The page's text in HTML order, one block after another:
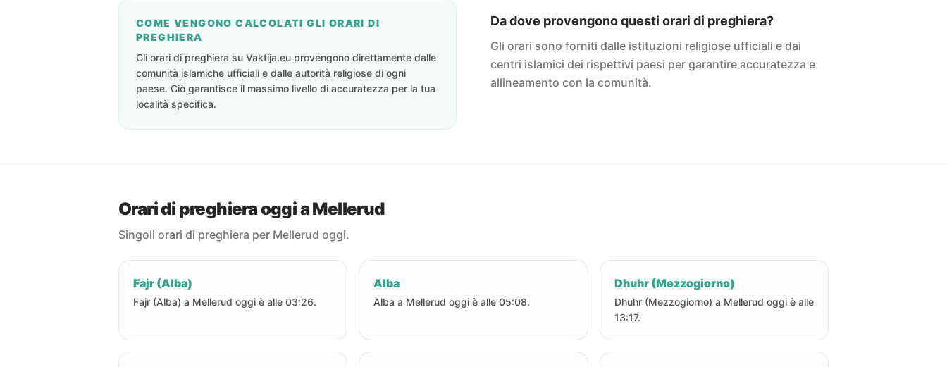
COME VENGONO CALCOLATI GLI ORARI DI
PREGHIERA
Gli orari di preghiera su Vaktija.eu provengono direttamente dalle
comunità islamiche ufficiali e dalle autorità religiose di ogni
paese. Ciò garantisce il massimo livello di accuratezza per la tua
località specifica.
Da dove provengono questi orari di preghiera?
Gli orari sono forniti dalle istituzioni religiose ufficiali e dai
centri islamici dei rispettivi paesi per garantire accuratezza e
allineamento con la comunità.
Orari di preghiera oggi a Mellerud
Singoli orari di preghiera per Mellerud oggi.
Fajr (Alba)
Fajr (Alba) a Mellerud oggi è alle 03:26.
Alba
Alba a Mellerud oggi è alle 05:08.
Dhuhr (Mezzogiorno)
Dhuhr (Mezzogiorno) a Mellerud oggi è alle
13:17.